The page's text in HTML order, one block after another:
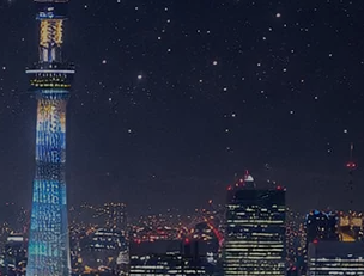
秘伝公開！吉凶カレンダー